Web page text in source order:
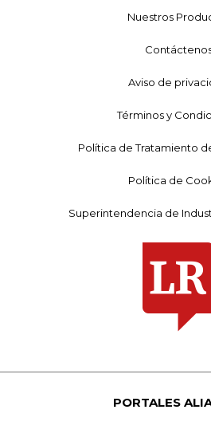
Nuestros
Aviso de
Términos y
Política de Tratamiento
Política de
Superintendencia de
PORTALES